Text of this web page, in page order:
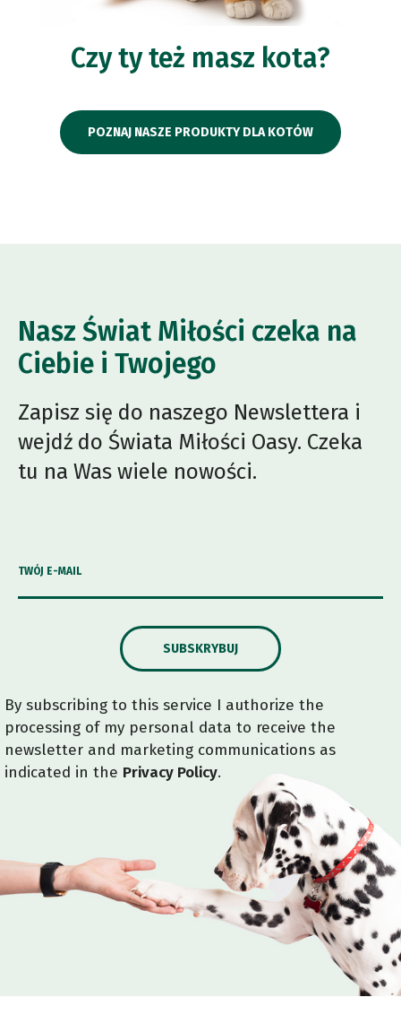
Czy ty też masz kota?
POZNAJ NASZE PRODUKTY DLA KOTÓW
Nasz Świat Miłości czeka na
Ciebie i Twojego
Zapisz się do naszego Newslettera i
wejdź do Świata Miłości Oasy. Czeka
tu na Was wiele nowości.
TWÓJ E-MAIL
SUBSKRYBUJ
By subscribing to this service I authorize the
processing of my personal data to receive the
newsletter and marketing communications as
indicated in the Privacy Policy.